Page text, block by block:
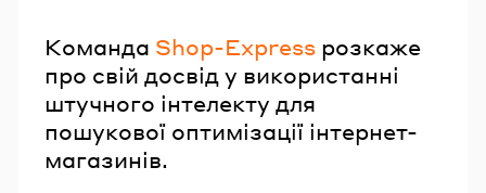
Команда Shop-Express розкаже
про свій досвід у використанні
штучного інтелекту для
пошукової оптимізації інтернет-
магазинів.